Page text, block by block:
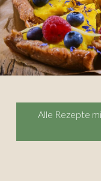
Alle Rezepte